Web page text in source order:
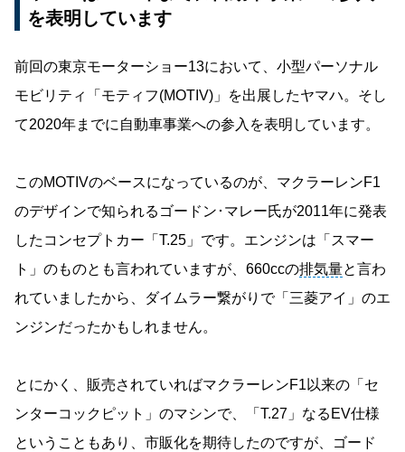
を表明しています
前回の東京モーターショー13において、小型パーソナル
モビリティ「モティフ(MOTIV)」を出展したヤマハ。そし
て2020年までに自動車事業への参入を表明しています。
このMOTIVのベースになっているのが、マクラーレンF1
のデザインで知られるゴードン･マレー氏が2011年に発表
したコンセプトカー「T.25」です。エンジンは「スマー
ト」のものとも言われていますが、660ccの排気量と言わ
れていましたから、ダイムラー繋がりで「三菱アイ」のエ
ンジンだったかもしれません。
とにかく、販売されていればマクラーレンF1以来の「セ
ンターコックピット」のマシンで、「T.27」なるEV仕様
ということもあり、市販化を期待したのですが、ゴード